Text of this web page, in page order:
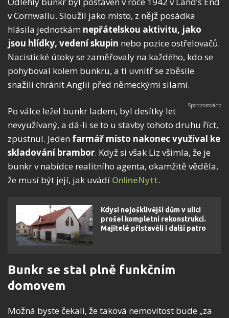
v Cornwallu. Sloužil jako místo, z nějž posádka
hlásila jednotkám nepřátelskou aktivitu, jako
jsou hlídky, vedení skupin nebo pozice ostřelovačů.
Nacistické útoky se zaměřovaly na každého, kdo se
pohyboval kolem bunkru, a ti uvnitř se zběsile
snažili chránit Anglii před německými silami.
Po válce ležel bunkr ladem, byl desítky let
nevyužívaný, a dá-li se to u stavby tohoto druhu říct,
zpustnul. Jeden farmář místo nakonec využíval ke
skladování brambor. Když si však Liz všimla, že je
bunkr v nabídce realitního agenta, okamžitě věděla,
že musí být její, jak uvádí OnlineNytt.
Kdysi nejošklivější dům v ulici
prošel kompletní rekonstrukcí.
Majitelé přistavěli i další patro
Bunkr se stal plně funkčním
domovem
Možná byste čekali, že taková nemovitost bude „za